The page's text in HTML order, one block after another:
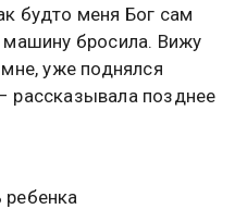
будто меня Бог сам
машину бросила. Вижу
уже поднялся
рассказывала позднее
ребенка